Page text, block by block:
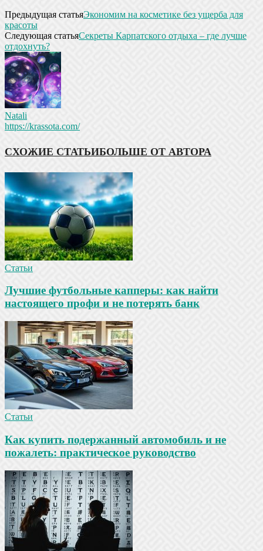
Предыдущая статьяЭкономим на косметике без ущерба для
красоты
Следующая статьяСекреты Карпатского отдыха – где лучше
отдохнуть?
Natali
https://krassota.com/
СХОЖИЕ СТАТЬИБОЛЬШЕ ОТ АВТОРА
Статьи
Лучшие футбольные капперы: как найти
настоящего профи и не потерять банк
Статьи
Как купить подержанный автомобиль и не
пожалеть: практическое руководство